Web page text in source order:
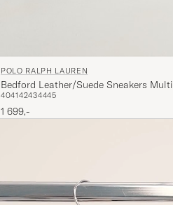
POLO RALPH LAUREN
Bedford Leather/Suede Sneakers Multi
404142434445
1 699,-